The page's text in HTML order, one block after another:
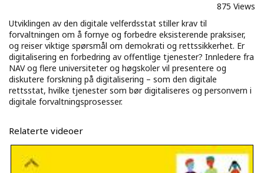
875 Views
Utviklingen av den digitale velferdsstat stiller krav til
forvaltningen om å fornye og forbedre eksisterende praksiser,
og reiser viktige spørsmål om demokrati og rettssikkerhet. Er
digitalisering en forbedring av offentlige tjenester? Innledere fra
NAV og flere universiteter og høgskoler vil presentere og
diskutere forskning på digitalisering – som den digitale
rettsstat, hvilke tjenester som bør digitaliseres og personvern i
digitale forvaltningsprosesser.
Relaterte videoer